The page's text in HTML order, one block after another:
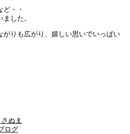
・・
した。
がりも広がり、嬉しい思いでいっぱい
ぬま
ログ